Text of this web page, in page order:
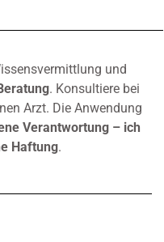
und
. Konsultiere bei
Arzt. Die Anwendung
Verantwortung – ich
Haftung.